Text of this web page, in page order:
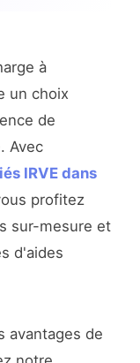
à
un choix
de
Avec
IRVE dans
profitez
sur-mesure et
d'aides
avantages de